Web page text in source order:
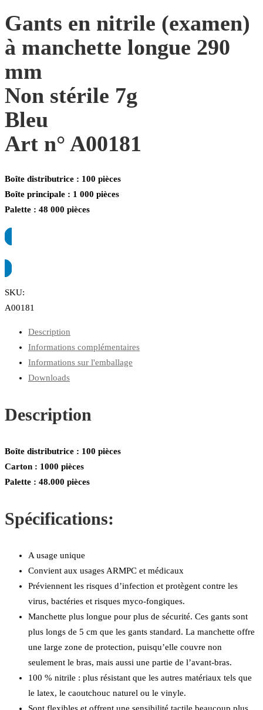
Gants en nitrile (examen)
à manchette longue 290
mm
Non stérile 7g
Bleu
Art n° A00181
Boîte distributrice : 100 pièces
Boîte principale : 1 000 pièces
Palette : 48 000 pièces
SKU:
A00181
Description
Informations complémentaires
Informations sur l'emballage
Downloads
Description
Boîte distributrice : 100 pièces
Carton : 1000 pièces
Palette : 48.000 pièces
Spécifications:
A usage unique
Convient aux usages ARMPC et médicaux
Préviennent les risques d’infection et protègent contre les
virus, bactéries et risques myco-fongiques.
Manchette plus longue pour plus de sécurité. Ces gants sont
plus longs de 5 cm que les gants standard. La manchette offre
une large zone de protection, puisqu’elle couvre non
seulement le bras, mais aussi une partie de l’avant-bras.
100 % nitrile : plus résistant que les autres matériaux tels que
le latex, le caoutchouc naturel ou le vinyle.